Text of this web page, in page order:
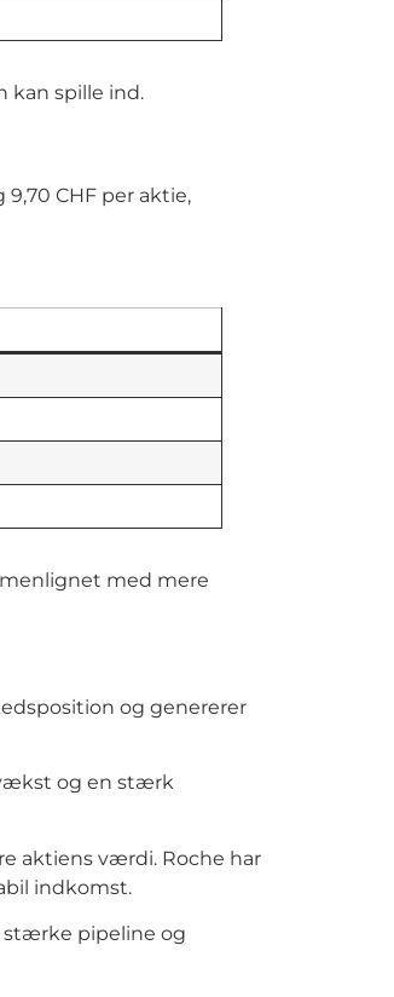
kan spille ind.
CHF per aktie,
med mere
og genererer
og en stærk
aktiens værdi. Roche har
indkomst.
stærke pipeline og